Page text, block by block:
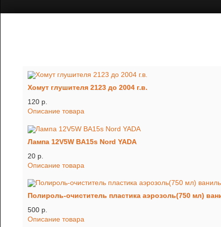
Хомут глушителя 2123 до 2004 г.в.
120 p.
Описание товара
Лампа 12V5W BA15s Nord YADA
20 p.
Описание товара
Полироль-очиститель пластика аэрозоль(750 мл)
500 p.
Описание товара